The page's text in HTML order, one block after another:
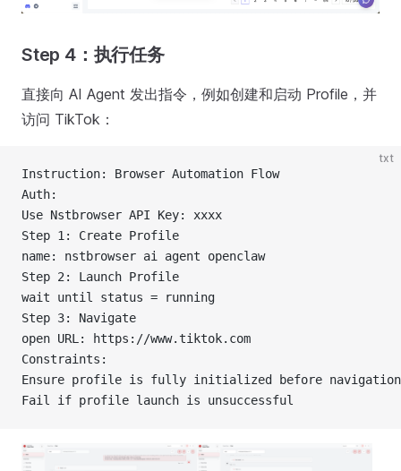
Step 4：执行任务
直接向 AI Agent 发出指令，例如创建和启动 Profile，并
访问 TikTok：
txt
Instruction: Browser Automation Flow
Auth:
Use Nstbrowser API Key: xxxx
Step 1: Create Profile
name: nstbrowser ai agent openclaw
Step 2: Launch Profile
wait until status = running
Step 3: Navigate
open URL: https://www.tiktok.com
Constraints:
Ensure profile is fully initialized before navigation
Fail if profile launch is unsuccessful